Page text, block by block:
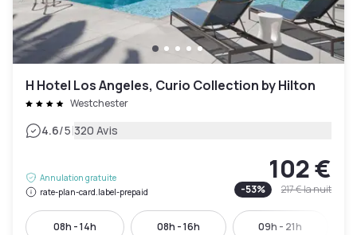
H Hotel Los Angeles, Curio Collection by Hilton
Westchester
4.6/5|320 Avis
Annulation gratuite
rate-plan-card.label-prepaid
102 €
-53% 217 €la nuit
08h - 14h 08h - 16h 09h - 21h